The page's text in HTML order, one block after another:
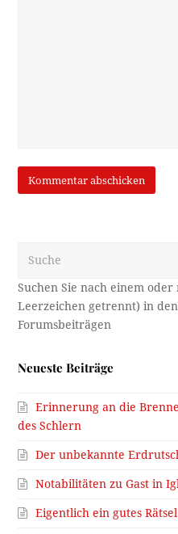
Neueste Beiträge
Erinnerung an die
des Schlern
Der unbekannte
Notabilitäten zu Gast in
Eigentlich ein gutes